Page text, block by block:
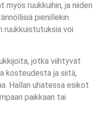
myös ruukkuihin, ja niiden
pienillekin
ruukkuistutuksia voi
jotka viihtyvät
kosteudesta ja siitä,
Hallan uhatessa esikot
paikkaan tai